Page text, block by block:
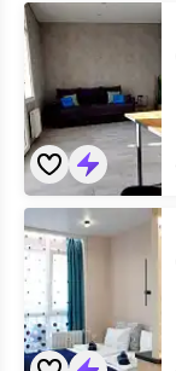
1-
комнатная
квартира
Крымская
8
на
месяц
Квартира-
студия
Крымская
10
эт
4
на
месяц